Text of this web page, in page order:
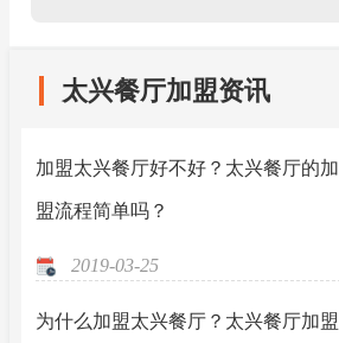
太兴餐厅加盟资讯
加盟太兴餐厅好不好？太兴餐厅的加
盟流程简单吗？
2019-03-25
为什么加盟太兴餐厅？太兴餐厅加盟